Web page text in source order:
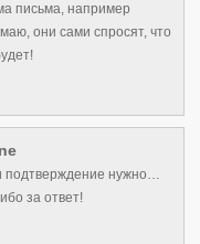
письма, например
они сами спросят, что
нужно…
за ответ!